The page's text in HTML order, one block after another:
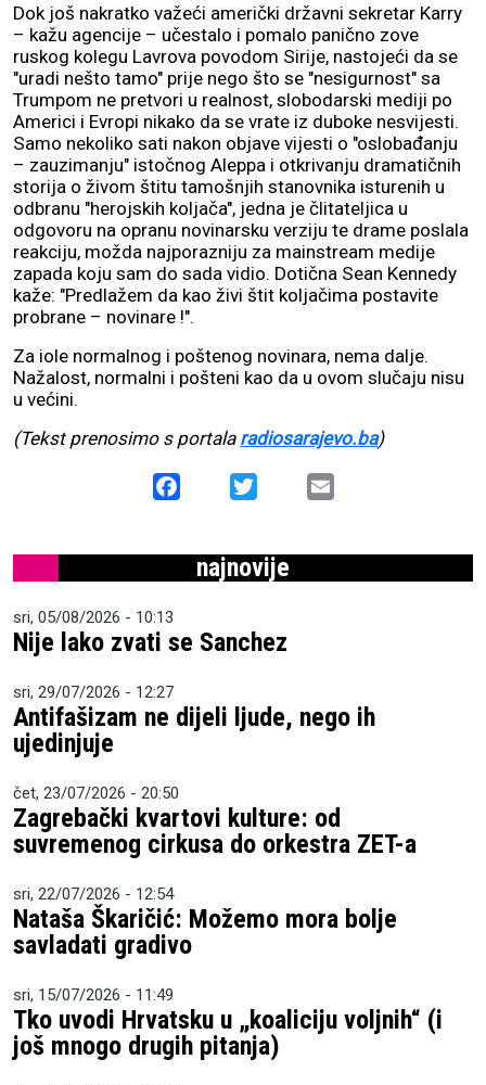
Dok još nakratko važeći američki državni sekretar Karry
– kažu agencije – učestalo i pomalo panično zove
ruskog kolegu Lavrova povodom Sirije, nastojeći da se
"uradi nešto tamo" prije nego što se "nesigurnost" sa
Trumpom ne pretvori u realnost, slobodarski mediji po
Americi i Evropi nikako da se vrate iz duboke nesvijesti.
Samo nekoliko sati nakon objave vijesti o "oslobađanju
– zauzimanju" istočnog Aleppa i otkrivanju dramatičnih
storija o živom štitu tamošnjih stanovnika isturenih u
odbranu "herojskih koljača", jedna je člitateljica u
odgovoru na opranu novinarsku verziju te drame poslala
reakciju, možda najporazniju za mainstream medije
zapada koju sam do sada vidio. Dotična Sean Kennedy
kaže: "Predlažem da kao živi štit koljačima postavite
probrane – novinare !".
Za iole normalnog i poštenog novinara, nema dalje.
Nažalost, normalni i pošteni kao da u ovom slučaju nisu
u većini.
(Tekst prenosimo s portala radiosarajevo.ba)
Facebook
najnovije
sri, 05/08/2026 - 10:13
Nije lako zvati se Sanchez
sri, 29/07/2026 - 12:27
Antifašizam ne dijeli ljude, nego ih
ujedinjuje
čet, 23/07/2026 - 20:50
Zagrebački kvartovi kulture: od
suvremenog cirkusa do orkestra ZET-a
sri, 22/07/2026 - 12:54
Nataša Škaričić: Možemo mora bolje
savladati gradivo
sri, 15/07/2026 - 11:49
Tko uvodi Hrvatsku u „koaliciju voljnih“ (i
još mnogo drugih pitanja)